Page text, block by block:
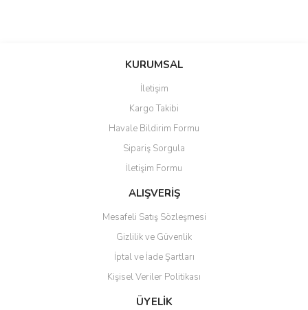
Bu ürüne ilk yorumu siz yapın!
Ürün hakkında henüz soru sorulmamış.
Ürün resmi kalitesiz, bozuk veya görüntülenemiyor.
Ürün açıklamasında eksik bilgiler bulunuyor.
Ürün bilgilerinde hatalar bulunuyor.
Ürün fiyatı diğer sitelerden daha pahalı.
Bu ürüne benzer farklı alternatifler olmalı.
Gönder
KURUMSAL
İletişim
Kargo Takibi
Havale Bildirim Formu
Sipariş Sorgula
İletişim Formu
ALIŞVERİŞ
Mesafeli Satış Sözleşmesi
Gizlilik ve Güvenlik
İptal ve İade Şartları
Kişisel Veriler Politikası
ÜYELİK